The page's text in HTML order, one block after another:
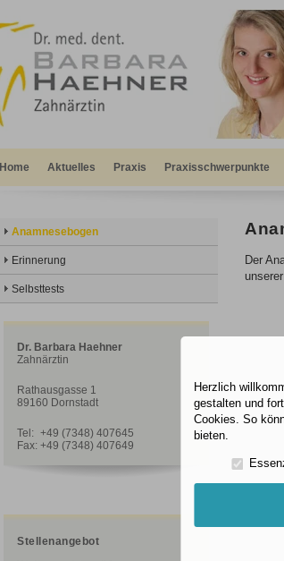
Home Aktuelles Praxis Praxisschwerpunkte
Anamnesebogen
Erinnerung
Selbsttests
Dr. Barbara Haehner
Zahnärztin
Rathausgasse 1
89160 Dornstadt
Tel: +49 (7348) 407645
Fax: +49 (7348) 407649
Stellenangebot
Der
Herzlich
gestalten und
Cookies. So
bieten.